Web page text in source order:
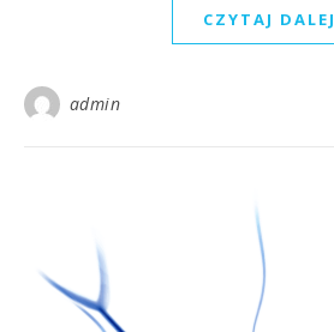
CZYTAJ DALEJ
admin